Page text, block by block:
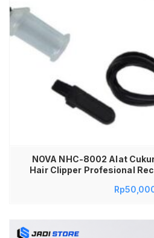
NOVA NHC-8002 Alat
Hair Clipper Profesional
Rambut Kepala Praktis
Rp